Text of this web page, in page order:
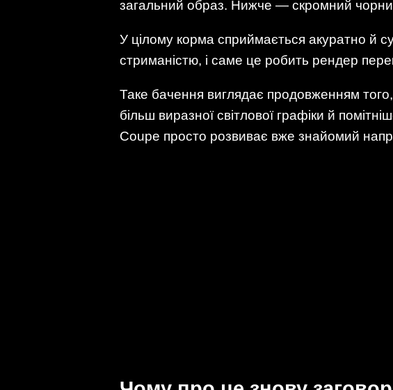
загальний образ. Нижче — скромний
У цілому корма сприймається акуратно й
стриманістю, і саме це робить рендер
Таке бачення виглядає продовженням
більш виразної світлової графіки й
Coupe просто розвиває вже знайомий